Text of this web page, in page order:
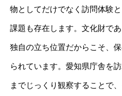
物としてだけでなく訪問体験
課題も存在します。文化財で
独自の立ち位置だからこそ、
られています。愛知県庁舎を
までじっくり観察することで